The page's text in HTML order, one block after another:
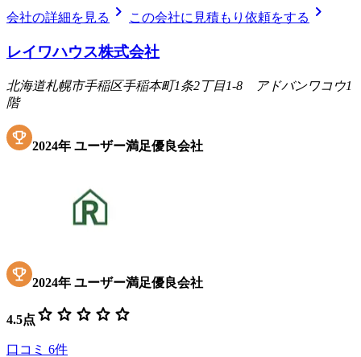
会社の詳細を見る chevron_right この会社に見積もり依頼をする chevron_right
レイワハウス株式会社
北海道札幌市手稲区手稲本町1条2丁目1-8 アドバンワコウ1
階
2024年 ユーザー満足優良会社
2024年 ユーザー満足優良会社
4.5点 star star star star star
口コミ 6件